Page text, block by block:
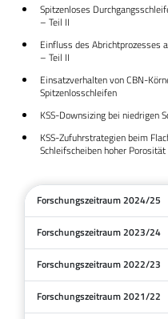
Spitzenloses
– Teil II
Einfluss des Abrichtprozesses
– Teil II
Einsatzverhalten von CBN-
Spitzenlosschleifen
KSS-Downsizing bei niedrigen
KSS-Zufuhrstrategien beim
Schleifscheiben hoher Porosität
Forschungszeitraum 2024/25
Forschungszeitraum 2023/24
Forschungszeitraum 2022/23
Forschungszeitraum 2021/22